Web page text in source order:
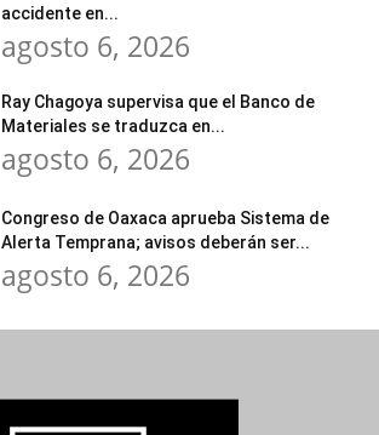
accidente en...
agosto 6, 2026
Ray Chagoya supervisa que el Banco de
Materiales se traduzca en...
agosto 6, 2026
Congreso de Oaxaca aprueba Sistema de
Alerta Temprana; avisos deberán ser...
agosto 6, 2026